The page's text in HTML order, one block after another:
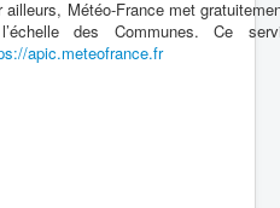
ailleurs, Météo-France met
des Communes. Ce
apic.meteofrance.fr